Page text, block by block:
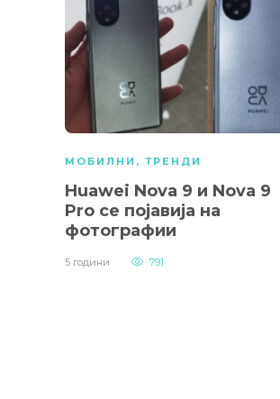
МОБИЛНИ , ТРЕНДИ
Huawei Nova 9 и Nova 9
Pro се појавија на
фотографии
5 години 791